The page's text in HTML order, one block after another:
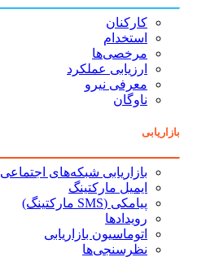
کارکنان
استخدام
مرخصی‌ها
ارزیابی عملکرد
معرفی نیرو
ناوگان
بازاریابی
بازاریابی شبکه‌های اجتماعی
ایمیل مارکتینگ
پیامکی (SMS مارکتینگ)
رویدادها
اتوماسیون بازاریابی
نظرسنجی‌ها